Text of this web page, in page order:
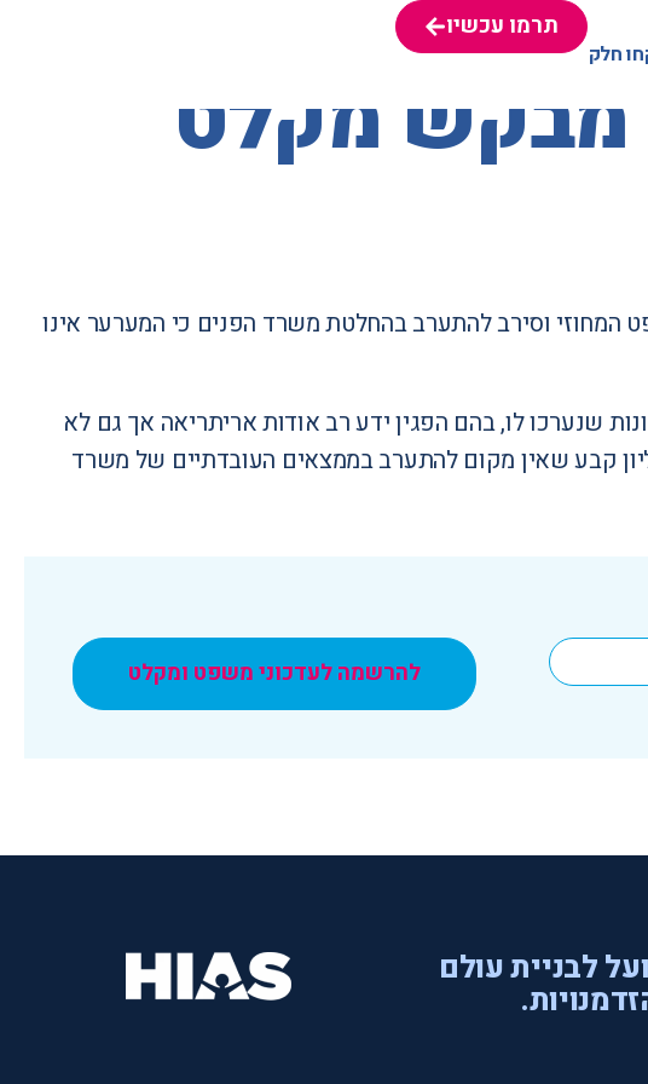
חלק
תרמו עכשיו
חלק
תרמו עכשיו
מבקש מקלט
וסירב להתערב בהחלטת משרד הפנים כי המערער אינו
שנערכו לו, בהם הפגין ידע רב אודות אריתריאה אך גם לא
קבע שאין מקום להתערב בממצאים העובדתיים של משרד
להרשמה לעדכוני משפט ומקלט
לבניית עולם